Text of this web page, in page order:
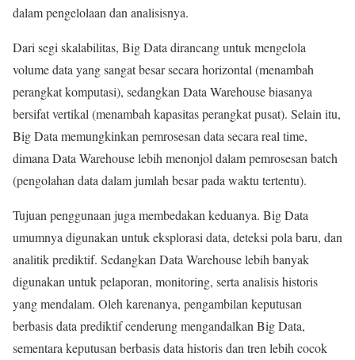
dalam pengelolaan dan analisisnya.
Dari segi skalabilitas, Big Data dirancang untuk mengelola
volume data yang sangat besar secara horizontal (menambah
perangkat komputasi), sedangkan Data Warehouse biasanya
bersifat vertikal (menambah kapasitas perangkat pusat). Selain itu,
Big Data memungkinkan pemrosesan data secara real time,
dimana Data Warehouse lebih menonjol dalam pemrosesan batch
(pengolahan data dalam jumlah besar pada waktu tertentu).
Tujuan penggunaan juga membedakan keduanya. Big Data
umumnya digunakan untuk eksplorasi data, deteksi pola baru, dan
analitik prediktif. Sedangkan Data Warehouse lebih banyak
digunakan untuk pelaporan, monitoring, serta analisis historis
yang mendalam. Oleh karenanya, pengambilan keputusan
berbasis data prediktif cenderung mengandalkan Big Data,
sementara keputusan berbasis data historis dan tren lebih cocok